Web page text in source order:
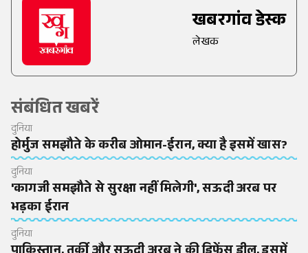
खबरगांव डेस्क
लेखक
संबंधित खबरें
दुनिया
होर्मुज समझौते के करीब ओमान-ईरान, क्या है इसमें खास?
दुनिया
'कागजी समझौते से सुरक्षा नहीं मिलेगी', सऊदी अरब पर
भड़का ईरान
दुनिया